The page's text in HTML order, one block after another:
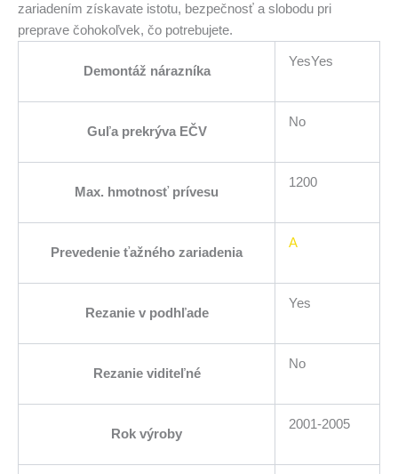
zariadením získavate istotu, bezpečnosť a slobodu pri
preprave čohokoľvek, čo potrebujete.
Demontáž nárazníka
YesYes
Guľa prekrýva EČV
No
Max. hmotnosť prívesu
1200
Prevedenie ťažného zariadenia
A
Rezanie v podhľade
Yes
Rezanie viditeľné
No
Rok výroby
2001-2005